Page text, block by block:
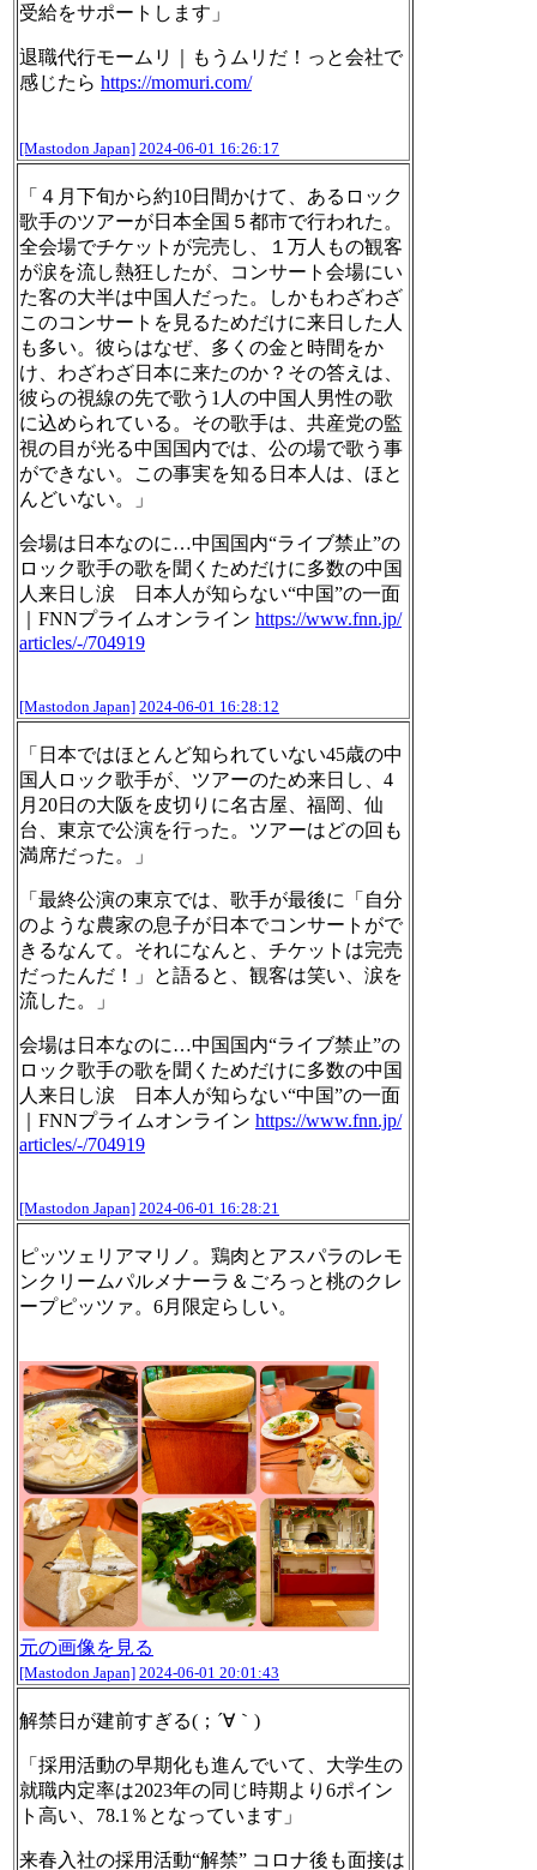
受給をサポートします」
退職代行モームリ｜もうムリだ！っと会社で
感じたら https://momuri.com/
[Mastodon Japan] 2024-06-01 16:26:17
「４月下旬から約10日間かけて、あるロック
歌手のツアーが日本全国５都市で行われた。
全会場でチケットが完売し、１万人もの観客
が涙を流し熱狂したが、コンサート会場にい
た客の大半は中国人だった。しかもわざわざ
このコンサートを見るためだけに来日した人
も多い。彼らはなぜ、多くの金と時間をか
け、わざわざ日本に来たのか？その答えは、
彼らの視線の先で歌う1人の中国人男性の歌
に込められている。その歌手は、共産党の監
視の目が光る中国国内では、公の場で歌う事
ができない。この事実を知る日本人は、ほと
んどいない。」
会場は日本なのに…中国国内“ライブ禁止”の
ロック歌手の歌を聞くためだけに多数の中国
人来日し涙 日本人が知らない“中国”の一面
｜FNNプライムオンライン https://www.fnn.jp/
articles/-/704919
[Mastodon Japan] 2024-06-01 16:28:12
「日本ではほとんど知られていない45歳の中
国人ロック歌手が、ツアーのため来日し、4
月20日の大阪を皮切りに名古屋、福岡、仙
台、東京で公演を行った。ツアーはどの回も
満席だった。」
「最終公演の東京では、歌手が最後に「自分
のような農家の息子が日本でコンサートがで
きるなんて。それになんと、チケットは完売
だったんだ！」と語ると、観客は笑い、涙を
流した。」
会場は日本なのに…中国国内“ライブ禁止”の
ロック歌手の歌を聞くためだけに多数の中国
人来日し涙 日本人が知らない“中国”の一面
｜FNNプライムオンライン https://www.fnn.jp/
articles/-/704919
[Mastodon Japan] 2024-06-01 16:28:21
ピッツェリアマリノ。鶏肉とアスパラのレモ
ンクリームパルメナーラ＆ごろっと桃のクレ
ープピッツァ。6月限定らしい。
元の画像を見る
[Mastodon Japan] 2024-06-01 20:01:43
解禁日が建前すぎる(；´∀｀)
「採用活動の早期化も進んでいて、大学生の
就職内定率は2023年の同じ時期より6ポイン
ト高い、78.1％となっています」
来春入社の採用活動“解禁” コロナ後も面接は